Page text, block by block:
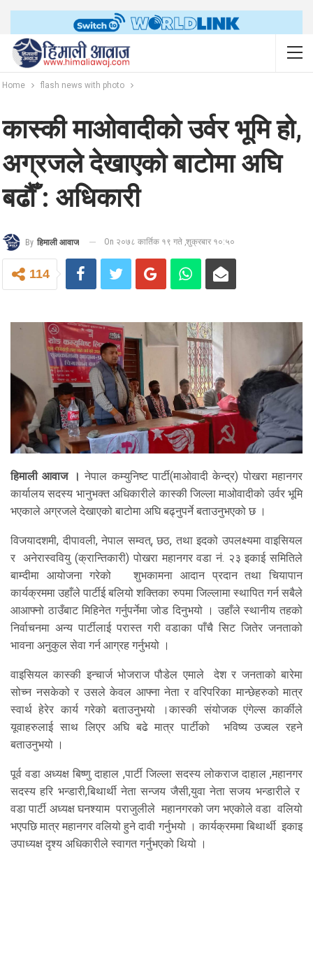
Home flash news with photo
कास्की माओवादीको उर्वर भूमि हो,
अग्रजले देखाएको बाटोमा अघि
बढौँ : अधिकारी
By हिमाली आवाज On २०७८ कार्तिक १९ गते ,शुक्रबार १०:५०
114
हिमाली आवाज । नेपाल कम्युनिष्ट पार्टी(माओवादी केन्द्र) पोखरा महानगर
कार्यालय सदस्य भानुभक्त अधिकारीले कास्की जिल्ला माओवादीको उर्वर भूमि
भएकाले अग्रजले देखाएको बाटोमा अघि बढ्नुपर्ने बताउनुभएको छ ।
विजयादशमी, दीपावली, नेपाल सम्वत्, छठ, तथा इदको उपलक्ष्यमा वाइसियल
र अनेरास्ववियु (क्रान्तिकारी) पोखरा महानगर वडा नं. २३ इकाई समितिले
बाम्दीमा आयोजना गरेको शुभकामना आदान प्रदान तथा चियापान
कार्यक्रममा उहाँले पार्टीई बलियो शक्तिका रुपमा जिल्लामा स्थापित गर्न सबैले
आआफ्नो ठाउँबाट मिहिनेत गर्नुपर्नेमा जोड दिनुभयो । उहाँले स्थानीय तहको
निर्वाचनमा अन्य पार्टीलाई परास्त गरी वडाका पाँचै सिट जितेर जनताको
भावना अनुकुल सेवा गर्न आग्रह गर्नुभयो ।
वाइसियल कास्की इन्चार्ज भोजराज पौडेल एमाले देश र जनताको बारेमा
सोच्न नसकेको र उसले केवल आफ्ना नेता र वरिपरिका मान्छेहरुको मात्र
स्वार्थ हेरेर कार्य गरेको बताउनुभयो ।कास्की संयोजक एंगेल्स कार्कीले
यूवाहरुलाई साथ लिएर अघि बढे मात्र पार्टीको भविष्य उज्वल रहने
बताउनुभयो ।
पूर्व वडा अध्यक्ष बिष्णु दाहाल ,पार्टी जिल्ला सदस्य लोकराज दाहाल ,महानगर
सदस्य हरि भन्डारी,बिथार्थी नेता सन्जय जैसी,युवा नेता सजय भन्डारीले र
वडा पार्टी अध्यक्ष घनश्याम पराजुलीले महानगरको जग भएकोले वडा वलियो
भएपछि मात्र महानगर वलियो हुने दावी गर्नुभयो । कार्यक्रममा बिथार्थी इकाइ
उपाध्यक्ष दृश्य अधिकारीले स्वागत गर्नुभएको थियो ।